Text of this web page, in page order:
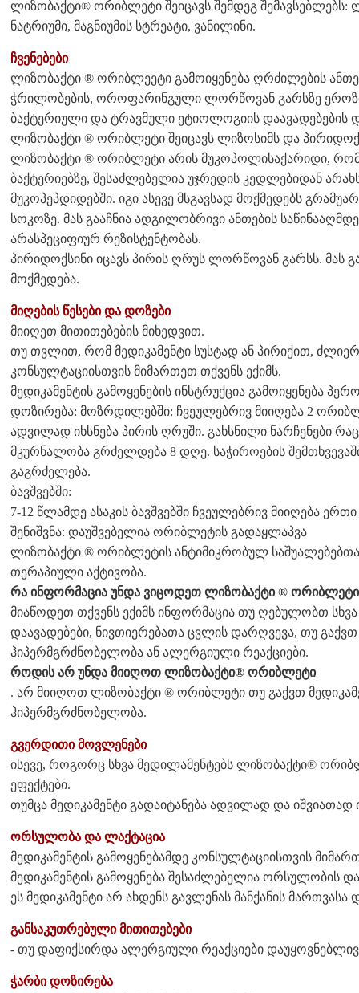
ლიზობაქტი® ორიბლეტი შეიცავს შემდეგ შემავსებლებს:
ნატრიუმი, მაგნიუმის სტრეატი, ვანილინი.
ჩვენებები
ლიზობაქტი ® ორიბლეეტი გამოიყენება ღრძილების
ჭრილობების, ოროფარინგული ლორწოვან გარსზე
ბაქტერიული და ტრავმული ეტიოლოგიის დაავადებების
ლიზობაქტი ® ორიბლეტი შეიცავს ლიზოსიმს და
ლიზობაქტი ® ორიბლეტი არის მუკოპოლისაქარიდი,
ბაქტერიებზე, შესაძლებელია უჯრედის კედლებიდან
მუკოპეპდიდებში. იგი ასევე მსგავსად მოქმედებს
სოკოზე. მას გააჩნია ადგილობრივი ანთების
არასპეციფიურ რეზისტენტობას.
პირიდოქსინი იცავს პირის ღრუს ლორწოვან გარსს. მას
მოქმედება.
მიღების წესები და დოზები
მიიღეთ მითითებების მიხედვით.
თუ თვლით, რომ მედიკამენტი სუსტად ან პირიქით,
კონსულტაციისთვის მიმართეთ თქვენს ექიმს.
მედიკამენტის გამოყენების ინსტრუქცია გამოიყენება
დოზირება: მოზრდილებში: ჩვეულებრივ მიიღება 2
ადვილად იხსნება პირის ღრუში. გახსნილი ნარჩენები
მკურნალობა გრძელდება 8 დღე. საჭიროების
გაგრძელება.
ბავშვებში:
7-12 წლამდე ასაკის ბავშვებში ჩვეულებრივ მიიღება
შენიშვნა: დაუშვებელია ორიბლეტის გადაყლაპვა
ლიზობაქტი ® ორიბლეტის ანტიმიკრობულ
თერაპიული აქტივობა.
რა ინფორმაცია უნდა ვიცოდეთ ლიზობაქტი ®
მიაწოდეთ თქვენს ექიმს ინფორმაცია თუ ღებულობთ
დაავადებები, ნივთიერებათა ცვლის დარღვევა, თუ გაქვთ
ჰიპერმგრძნობელობა ან ალერგიული რეაქციები.
როდის არ უნდა მიიღოთ ლიზობაქტი® ორიბლეტი
. არ მიიღოთ ლიზობაქტი ® ორიბლეტი თუ გაქვთ
ჰიპერმგრძნობელობა.
გვერდითი მოვლენები
ისევე, როგორც სხვა მედილამენტებს ლიზობაქტი®
ეფექტები.
თუმცა მედიკამენტი გადაიტანება ადვილად და
ორსულობა და ლაქტაცია
მედიკამენტის გამოყენებამდე კონსულტაციისთვის
მედიკამენტის გამოყენება შესაძლებელია ორსულობის
ეს მედიკამენტი არ ახდენს გავლენას მანქანის მართვასა
განსაკუთრებული მითითებები
- თუ დაფიქსირდა ალერგიული რეაქციები დაუყოვნებლივ
ჭარბი დოზირება